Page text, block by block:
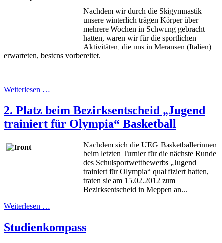
Nachdem wir durch die Skigymnastik
unsere winterlich trägen Körper über
mehrere Wochen in Schwung gebracht
hatten, waren wir für die sportlichen
Aktivitäten, die uns in Meransen (Italien)
erwarteten, bestens vorbereitet.
Weiterlesen …
2. Platz beim Bezirksentscheid „Jugend
trainiert für Olympia“ Basketball
Nachdem sich die UEG-Basketballerinnen
beim letzten Turnier für die nächste Runde
des Schulsportwettbewerbs „Jugend
trainiert für Olympia“ qualifiziert hatten,
traten sie am 15.02.2012 zum
Bezirksentscheid in Meppen an...
Weiterlesen …
Studienkompass